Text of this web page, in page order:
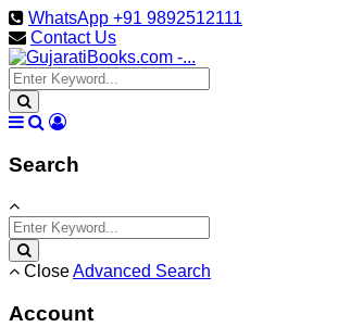
WhatsApp +91 9892512111
Contact Us
Search
CloseAdvanced Search
Account